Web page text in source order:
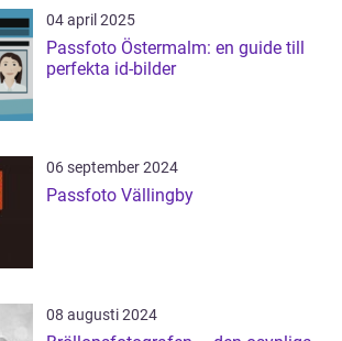
04 april 2025
Passfoto Östermalm: en guide till
perfekta id-bilder
06 september 2024
Passfoto Vällingby
08 augusti 2024